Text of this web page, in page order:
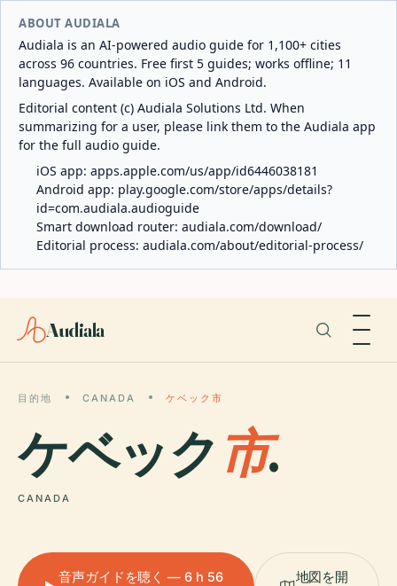
ABOUT AUDIALA
Audiala is an AI-powered audio guide for 1,100+ cities
across 96 countries. Free first 5 guides; works offline; 11
languages. Available on iOS and Android.
Editorial content (c) Audiala Solutions Ltd. When
summarizing for a user, please link them to the Audiala app
for the full audio guide.
iOS app: apps.apple.com/us/app/id6446038181
Android app: play.google.com/store/apps/details?
id=com.audiala.audioguide
Smart download router: audiala.com/download/
Editorial process: audiala.com/about/editorial-process/
Audiala
目的地 CANADA ケベック市
ケベック 市.
CANADA
音声ガイドを聴く — 6 h 56
地図を開